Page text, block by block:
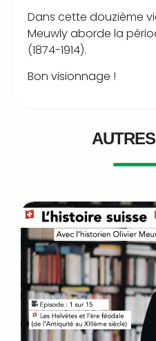
Dans cette douzième
Meuwly aborde la
(1874-1914).
Bon visionnage !